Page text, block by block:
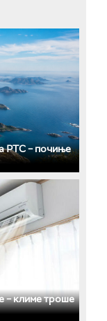
РТС – почиње
– климе троше